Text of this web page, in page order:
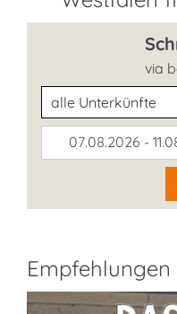
via
Unterkunftsart
07.08.2026 -
Empfehlungen